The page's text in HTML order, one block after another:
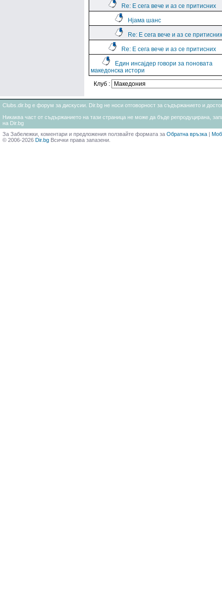
Re: Е сега вече и аз се притисних
Нјама шанс
Re: Е сега вече и аз се притисних
Re: Е сега вече и аз се притисних
Един инсајдер говори за поновата
македонска истори
Клуб :
Clubs.dir.bg е форум за дискусии. Dir.bg не носи отговорност за съдържанието и
Никаква част от съдържанието на тази страница не може да бъде репродуцирана,
на Dir.bg
За Забележки, коментари и предложения ползвайте формата за Обратна връзка |
© 2006-2026 Dir.bg Всички права запазени.